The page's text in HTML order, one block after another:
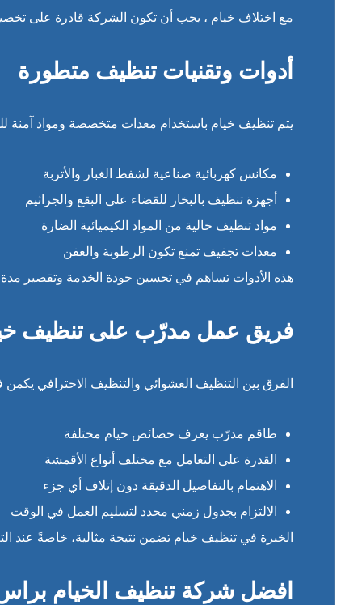
مع اختلاف خيام ، يجب أن تكون الشركة قادرة على
أدوات وتقنيات تنظيف متطورة
يتم تنظيف خيام باستخدام معدات متخصصة ومواد آمنة
مكانس كهربائية صناعية لشفط الغبار والأتربة
أجهزة تنظيف بالبخار للقضاء على البقع والجراثيم
مواد تنظيف خالية من المواد الكيميائية الضارة
معدات تجفيف تمنع تكون الرطوبة والعفن
هذه الأدوات تساهم في تحسين جودة الخدمة وتقصير مدة
فريق عمل مدرّب على تنظيف
الفرق بين التنظيف العشوائي والتنظيف الاحترافي
طاقم مدرّب يعرف خصائص خيام مختلفة
القدرة على التعامل مع مختلف أنواع الأقمشة
الاهتمام بالتفاصيل الدقيقة دون إتلاف أي جزء
الالتزام بجدول زمني محدد لتسليم العمل في الوقت
الخبرة في تنظيف خيام تضمن نتيجة مثالية، خاصةً عند
افضل شركة تنظيف الخيام